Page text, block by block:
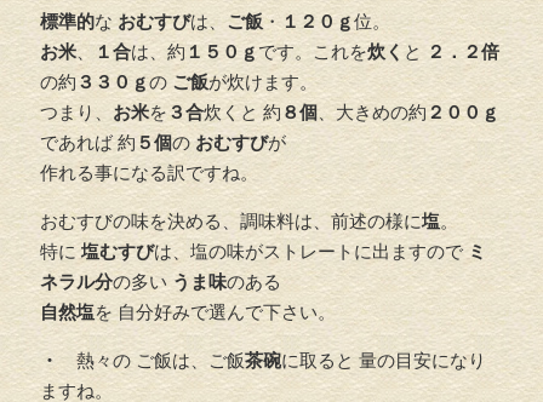
標準的な おむすびは、 ご飯・ １２０ｇ位。
お米 、 １合は、約 １５０ｇです。これを炊く と
２．２倍
の約 ３３０ｇの ご飯が炊けます。
つまり、 お米を３合炊くと 約 ８個 、大きめの約 ２００ｇ
であれば 約 ５個の おむすびが
作れる事になる訳ですね。
おむすびの味を決める、調味料は、前述の様に塩。
特に 塩むすびは、塩の味がストレートに出ますので ミ
ネラル分の多い うま味のある
自然塩を 自分好みで選んで下さい。
・ 熱々の ご飯は、ご飯茶碗に取ると 量の目安になり
ますね。